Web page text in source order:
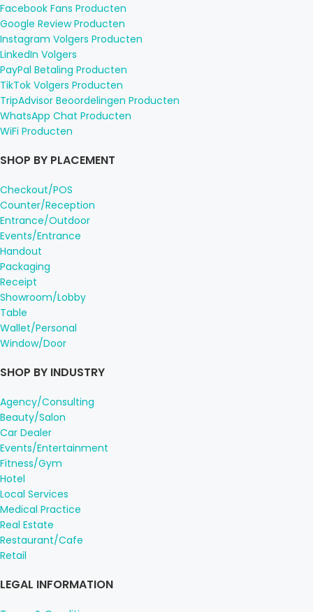
Facebook Fans Producten
Google Review Producten
Instagram Volgers Producten
LinkedIn Volgers
PayPal Betaling Producten
TikTok Volgers Producten
TripAdvisor Beoordelingen Producten
WhatsApp Chat Producten
WiFi Producten
SHOP BY PLACEMENT
Checkout/POS
Counter/Reception
Entrance/Outdoor
Events/Entrance
Handout
Packaging
Receipt
Showroom/Lobby
Table
Wallet/Personal
Window/Door
SHOP BY INDUSTRY
Agency/Consulting
Beauty/Salon
Car Dealer
Events/Entertainment
Fitness/Gym
Hotel
Local Services
Medical Practice
Real Estate
Restaurant/Cafe
Retail
LEGAL INFORMATION